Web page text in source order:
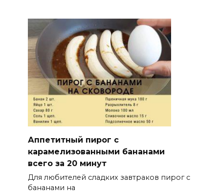
Аппетитный пирог с
карамелизованными бананами
всего за 20 минут
Для любителей сладких завтраков пирог с
бананами на